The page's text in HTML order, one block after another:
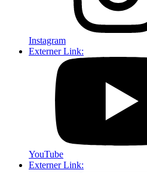
Instagram
Externer Link:
YouTube
Externer Link: